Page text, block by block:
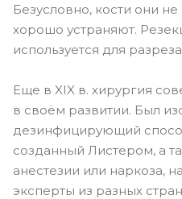
Безусловно, кости они
хорошо устраняют.
используется для
Еще в XIX в. хирургия
в своём развитии. Был
дезинфицирующий
созданный Листером, а
анестезии или наркоза,
эксперты из разных